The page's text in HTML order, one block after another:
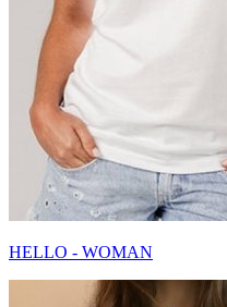
HELLO - WOMAN